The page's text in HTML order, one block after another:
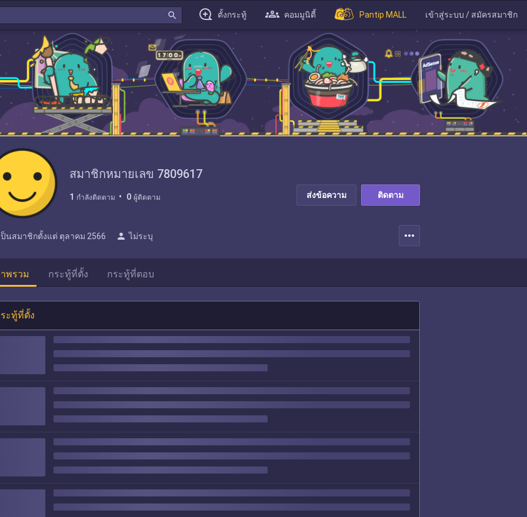
search ตั้งกระทู้ คอมมูนิตี้ Pantip MALL เข้าสู่ระบบ / สมัครสมาชิก
สมาชิกหมายเลข 7809617
1 กำลังติดตาม 0 ผู้ติดตาม ส่งข้อความ ติดตาม
ป็นสมาชิกตั้งแต่ ตุลาคม 2566 person ไม่ระบุ more_horiz
พรวม กระทู้ที่ตั้ง กระทู้ที่ตอบ
ะทู้ที่ตั้ง